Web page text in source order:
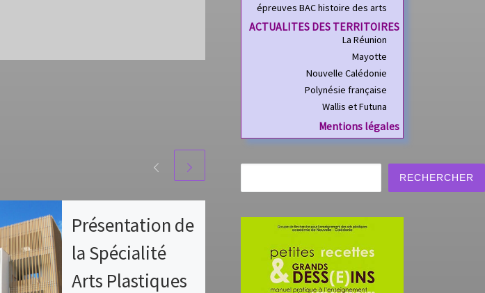
Présentation de
la Spécialité
Arts Plastiques
Exposition de
Karine
MAUSSIÈRE à
épreuves BAC histoire des arts
ACTUALITES DES TERRITOIRES
La Réunion
Mayotte
Nouvelle Calédonie
Polynésie française
Wallis et Futuna
Mentions légales
RECHERCHER